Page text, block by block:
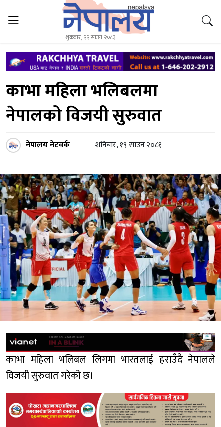
शुक्रबार, २२ साउन २०८३
काभा महिला भलिबलमा
नेपालको विजयी सुरुवात
नेपालय नेटवर्क शनिबार, १९ साउन २०८१
काभा महिला भलिबल लिगमा भारतलाई हराउँदै नेपालले
विजयी सुरुवात गरेको छ।